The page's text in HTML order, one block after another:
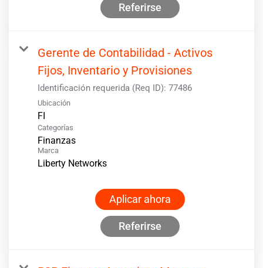
Referirse
Gerente de Contabilidad - Activos
Fijos, Inventario y Provisiones
Identificación requerida (Req ID): 77486
Ubicación
Categorías
Finanzas
Marca
Liberty Networks
Aplicar ahora
Referirse